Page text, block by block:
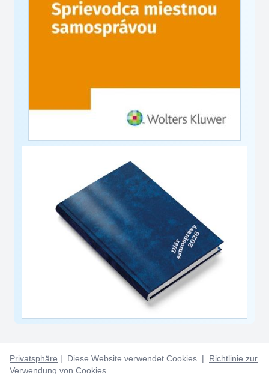
Privatsphäre | Diese Website verwendet Cookies. | Richtlinie zur
Verwendung von Cookies.